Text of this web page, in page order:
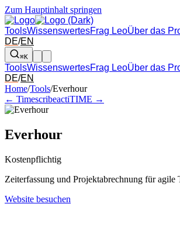
Zum Hauptinhalt springen
ToolsWissenswertesFrag LeoÜber das
DE/EN
⌘K
ToolsWissenswertesFrag LeoÜber das
DE/EN
Pfeil links und rechts: zum benachbarten Tool
Home/Tools/Everhour
← TimescribeactiTIME →
Everhour
Kostenpflichtig
Zeiterfassung und Projektabrechnung für agile
Website besuchen